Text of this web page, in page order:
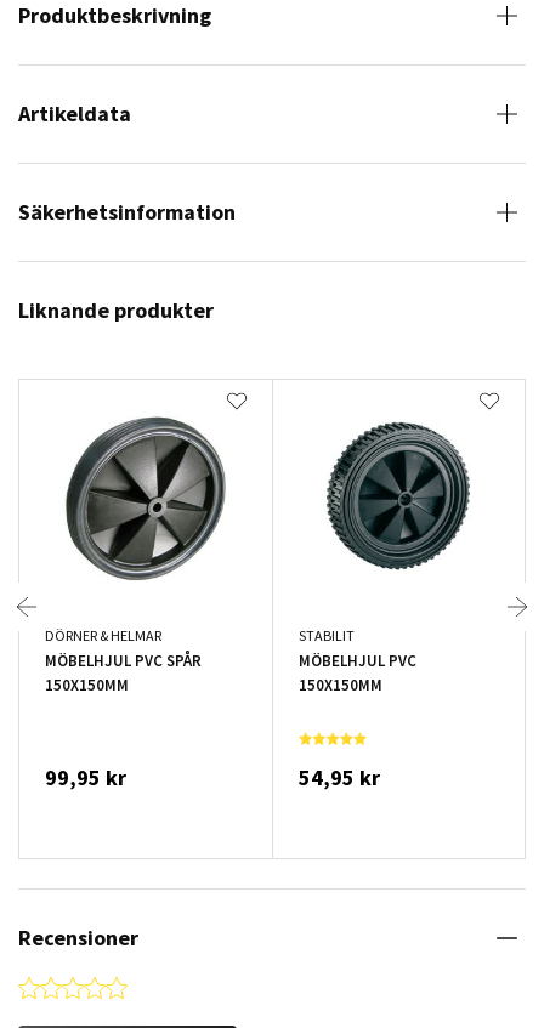
Produktbeskrivning
Artikeldata
Säkerhetsinformation
Liknande produkter
DÖRNER & HELMAR
MÖBELHJUL PVC SPÅR
150X150MM
99,95 kr
STABILIT
MÖBELHJUL PVC
150X150MM
54,95 kr
Recensioner
0.0 star rating